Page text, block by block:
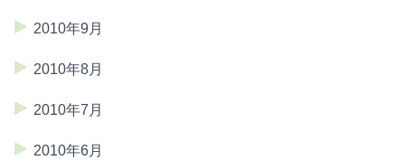
2010年9月
2010年8月
2010年7月
2010年6月